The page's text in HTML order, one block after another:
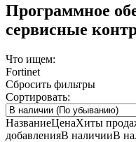
Программное
сервисные
Что ищем:
Fortinet
Сбросить фильтры
Сортировать:
НазваниеЦенаХиты
добавленияВ наличииВ